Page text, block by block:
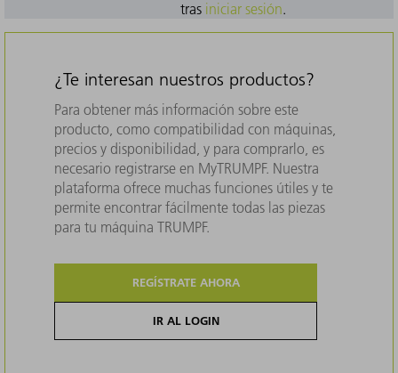
tras iniciar sesión.
¿Te interesan nuestros productos?
Para obtener más información sobre este
producto, como compatibilidad con máquinas,
precios y disponibilidad, y para comprarlo, es
necesario registrarse en MyTRUMPF. Nuestra
plataforma ofrece muchas funciones útiles y te
permite encontrar fácilmente todas las piezas
para tu máquina TRUMPF.
REGÍSTRATE AHORA
IR AL LOGIN